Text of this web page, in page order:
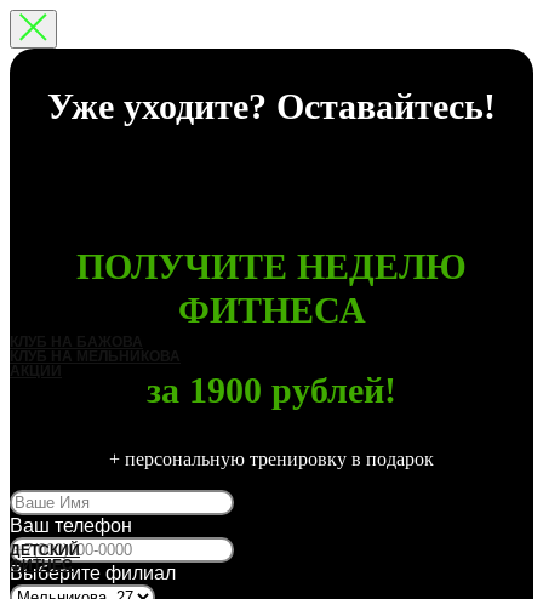
ДЕТСКИЙ
ФИТНЕС
Уже уходите? Оставайтесь!
ПОЛУЧИТЕ НЕДЕЛЮ
ФИТНЕСА
за 1900 рублей!
+ персональную тренировку в подарок
Ваш телефон
Выберите филиал